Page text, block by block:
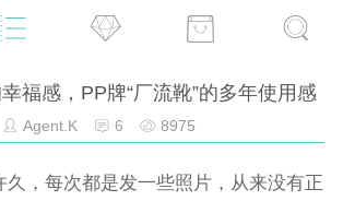
福感，PP牌“厂流靴”的多年使用感
Agent.K 6 8975
久，每次都是发一些照片，从来没有正